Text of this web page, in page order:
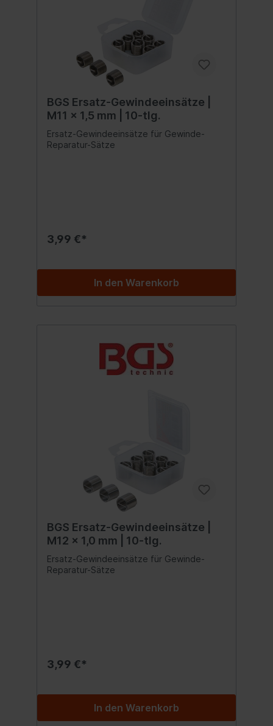
BGS Ersatz-Gewindeeinsätze |
M11 x 1,5 mm | 10-tlg.
Ersatz-Gewindeeinsätze für Gewinde-
Reparatur-Sätze
3,99 €*
In den Warenkorb
BGS Ersatz-Gewindeeinsätze |
M12 x 1,0 mm | 10-tlg.
Ersatz-Gewindeeinsätze für Gewinde-
Reparatur-Sätze
3,99 €*
In den Warenkorb